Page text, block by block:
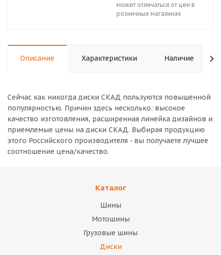
может отличаться от цен в
розничных магазинах
Описание Характеристики Наличие
Сейчас как никогда диски СКАД пользуются повышенной
популярностью. Причин здесь несколько: высокое
качество изготовления, расширенная линейка дизайнов и
приемлемые цены на диски СКАД. Выбирая продукцию
этого Российского производителя - вы получаете лучшее
соотношение цена/качество.
Каталог
Шины
Мотошины
Грузовые шины
Диски